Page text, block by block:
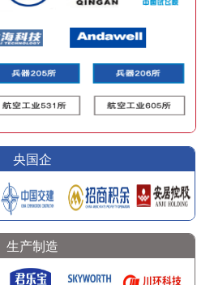
央国企
生产制造